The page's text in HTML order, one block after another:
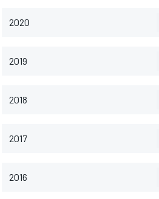
2020
2019
2018
2017
2016